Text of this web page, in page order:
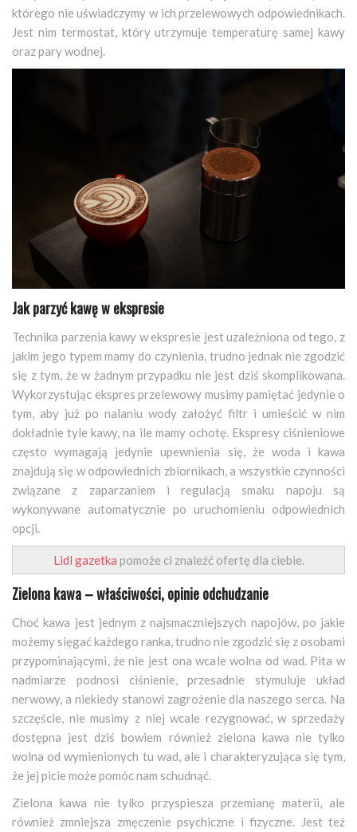
którego nie uświadczymy w ich przelewowych odpowiednikach.
Jest nim termostat, który utrzymuje temperaturę samej kawy
oraz pary wodnej.
Jak parzyć kawę w ekspresie
Technika parzenia kawy w ekspresie jest uzależniona od tego, z
jakim jego typem mamy do czynienia, trudno jednak nie zgodzić
się z tym, że w żadnym przypadku nie jest dziś skomplikowana.
Wykorzystując ekspres przelewowy musimy pamiętać jedynie o
tym, aby już po nalaniu wody założyć filtr i umieścić w nim
dokładnie tyle kawy, na ile mamy ochotę. Ekspresy ciśnieniowe
często wymagają jedynie upewnienia się, że woda i kawa
znajdują się w odpowiednich zbiornikach, a wszystkie czynności
związane z zaparzaniem i regulacją smaku napoju są
wykonywane automatycznie po uruchomieniu odpowiednich
opcji.
Lidl gazetka pomoże ci znaleźć ofertę dla ciebie.
Zielona kawa – właściwości, opinie odchudzanie
Choć kawa jest jednym z najsmaczniejszych napojów, po jakie
możemy sięgać każdego ranka, trudno nie zgodzić się z osobami
przypominającymi, że nie jest ona wcale wolna od wad. Pita w
nadmiarze podnosi ciśnienie, przesadnie stymuluje układ
nerwowy, a niekiedy stanowi zagrożenie dla naszego serca. Na
szczęście, nie musimy z niej wcale rezygnować, w sprzedaży
dostępna jest dziś bowiem również zielona kawa nie tylko
wolna od wymienionych tu wad, ale i charakteryzująca się tym,
że jej picie może pomóc nam schudnąć.
Zielona kawa nie tylko przyspiesza przemianę materii, ale
również zmniejsza zmęczenie psychiczne i fizyczne. Jest też